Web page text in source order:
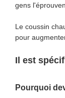
gens
Le coussin
pour
Il est
Pourquoi